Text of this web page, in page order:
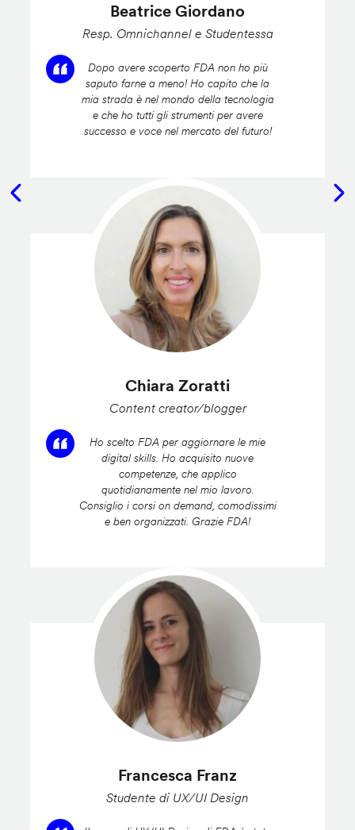
Beatrice Giordano
Resp. Omnichannel e Studentessa
Dopo avere scoperto FDA non ho più
saputo farne a meno! Ho capito che la
mia strada è nel mondo della tecnologia
e che ho tutti gli strumenti per avere
successo e voce nel mercato del futuro!
Chiara Zoratti
Content creator/blogger
Ho scelto FDA per aggiornare le mie
digital skills. Ho acquisito nuove
competenze, che applico
quotidianamente nel mio lavoro.
Consiglio i corsi on demand, comodissimi
e ben organizzati. Grazie FDA!
Francesca Franz
Studente di UX/UI Design